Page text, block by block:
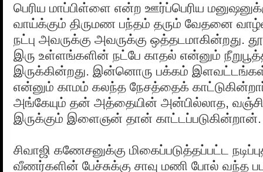
பெரிய மாப்பிள்ளை என்ற ஊர்ப்பெரிய
வாய்க்கும் திருமண பந்தம் தரும் வேதனை
நட்பு அவருக்கு அவருக்கு ஒத்தடமாகின்றது.
இரு உள்ளங்களின் நட்பே காதல் என்னும்
இருக்கின்றது. இன்னொரு பக்கம்
என்னும் காமம் கலந்த நேசத்தைக்
அங்கேயும் தன் அத்தையின் அன்பில்லாத,
இருக்கும் இளைஞன் தான் காட்டப்படுகின்றான்.
சிவாஜி கணேசனுக்கு மிகைப்படுத்தப்பட்ட
வீணர்களின் பேச்சுக்கு சாவு மணி போல் வந்த